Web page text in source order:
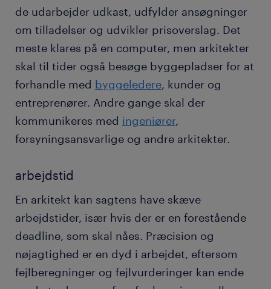
de udarbejder udkast, udfylder ansøgninger
om tilladelser og udvikler prisoverslag. Det
meste klares på en computer, men arkitekter
skal til tider også besøge byggepladser for at
forhandle med byggeledere, kunder og
entreprenører. Andre gange skal der
kommunikeres med ingeniører,
forsyningsansvarlige og andre arkitekter.
arbejdstid
En arkitekt kan sagtens have skæve
arbejdstider, især hvis der er en forestående
deadline, som skal nåes. Præcision og
nøjagtighed er en dyd i arbejdet, eftersom
fejlberegninger og fejlvurderinger kan ende